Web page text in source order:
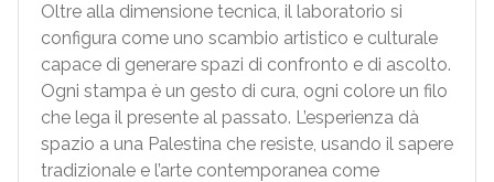
Oltre alla dimensione tecnica, il laboratorio si
configura come uno scambio artistico e culturale
capace di generare spazi di confronto e di ascolto.
Ogni stampa è un gesto di cura, ogni colore un filo
che lega il presente al passato. L’esperienza dà
spazio a una Palestina che resiste, usando il sapere
tradizionale e l’arte contemporanea come